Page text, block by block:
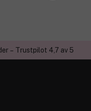
– Trustpilot 4,7 av 5